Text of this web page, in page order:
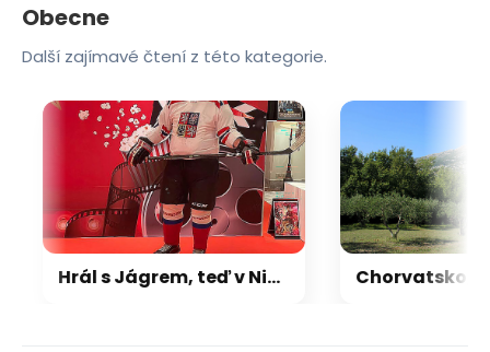
Obecne
Další zajímavé čtení z této kategorie.
Hrál s Jágrem, teď v Nigérii řídí největší hotel v Africe. Pořád jde o tým, říká